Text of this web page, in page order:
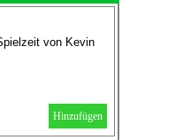
von Kevin
Hinzufügen